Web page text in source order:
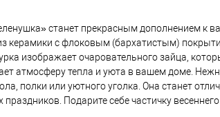
станет прекрасным дополнением к
керамики с флоковым (бархатистым)
изображает очаровательного зайца,
атмосферу тепла и уюта в вашем доме.
полки или уютного уголка. Она станет
Подарите себе частичку